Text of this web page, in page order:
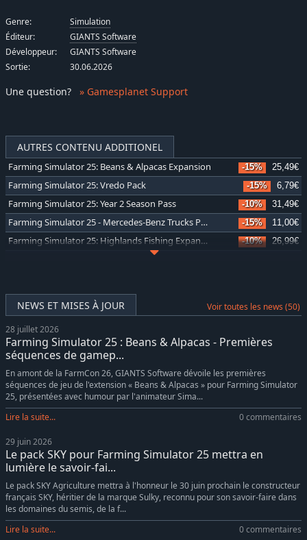
AUTRES CONTENU ADDITIONEL
Farming Simulator 25: Beans & Alpacas Expansion -15% 25,49€
Farming Simulator 25: Vredo Pack -15% 6,79€
Farming Simulator 25: Year 2 Season Pass -10% 31,49€
Farming Simulator 25 - Mercedes-Benz Trucks Pack -15% 11,00€
Farming Simulator 25: Highlands Fishing Expansion -10% 26,99€
Farming Simulator 25 - MacDon Pack
Farming Simulator 25 - New Holland CR11 Gold Edition 0,99€
Farming Simulator 25 - Year 1 Season Pass
NEWS ET MISES À JOUR Voir toutes les news (50)
28 juillet 2026
Farming Simulator 25 : Beans & Alpacas - Premières
séquences de gamep...
En amont de la FarmCon 26, GIANTS Software dévoile les premières
séquences de jeu de l'extension « Beans & Alpacas » pour Farming Simulator
25, présentées avec humour par l'animateur Sima...
Lire la suite...
0 commentaires
29 juin 2026
Le pack SKY pour Farming Simulator 25 mettra en
lumière le savoir-fai...
Le pack SKY Agriculture mettra à l'honneur le 30 juin prochain le constructeur
français SKY, héritier de la marque Sulky, reconnu pour son savoir-faire dans
les domaines du semis, de la f...
Lire la suite...
0 commentaires
Genre:
Simulation
Éditeur:
GIANTS Software
Développeur:
GIANTS Software
Sortie:
30.06.2026
Une question? » Gamesplanet Support